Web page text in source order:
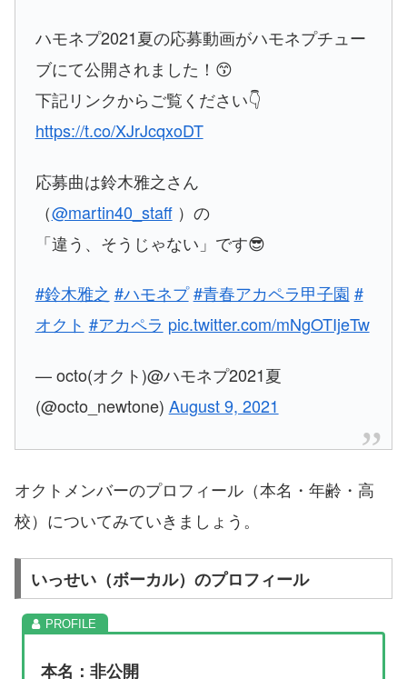
ハモネプ2021夏の応募動画がハモネプチュー
ブにて公開されました！😙
下記リンクからご覧ください👇
https://t.co/XJrJcqxoDT
応募曲は鈴木雅之さん
（@martin40_staff）の
「違う、そうじゃない」です😎
#鈴木雅之 #ハモネプ #青春アカペラ甲子園 #
オクト #アカペラ pic.twitter.com/mNgOTIjeTw
— octo(オクト)@ハモネプ2021夏
(@octo_newtone) August 9, 2021
オクトメンバーのプロフィール（本名・年齢・高
校）についてみていきましょう。
いっせい（ボーカル）のプロフィール
本名：非公開